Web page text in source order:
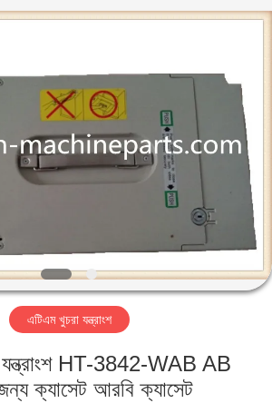
এটিএম খুচরা যন্ত্রাংশ
যন্ত্রাংশ HT-3842-WAB AB
ক্যাসেট আরবি ক্যাসেট